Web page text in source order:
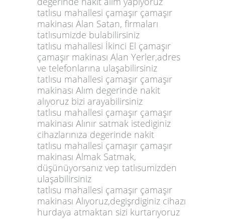
tatlısu mahallesi çamaşır çamaşır
makinası Alan Satan, firmaları
tatlısumizde bulabilirsiniz
tatlısu mahallesi İkinci El çamaşır
çamaşır makinası Alan Yerler,adres
ve telefonlarına ulaşabilirsiniz
tatlısu mahallesi çamaşır çamaşır
makinası Alım degerinde nakit
alıyoruz bizi arayabilirsiniz
tatlısu mahallesi çamaşır çamaşır
makinası Alınır satmak istediginiz
cihazlarınıza degerinde nakit
tatlısu mahallesi çamaşır çamaşır
makinası Almak Satmak,
düşünüyorsanız vep tatlısumizden
ulaşabilirsiniz
tatlısu mahallesi çamaşır çamaşır
makinası Alıyoruz,degişrdiginiz cihazı
hurdaya atmaktan sizi kurtarıyoruz